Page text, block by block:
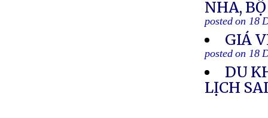
NHA,
posted on 18
GIÁ
posted on 18
DU
LỊCH